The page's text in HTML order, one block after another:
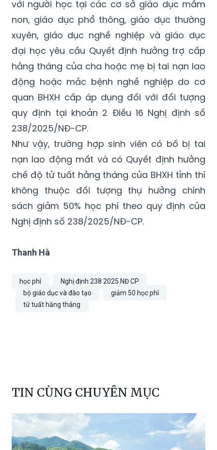
trình tự thực hiện miễn giảm học phí, hỗ trợ
chi phí học tập, hỗ trợ tiền đóng học phí đối
với người học tại các cơ sở giáo dục mầm
non, giáo dục phổ thông, giáo dục thường
xuyên, giáo dục nghề nghiệp và giáo dục
đại học yêu cầu Quyết định hưởng trợ cấp
hằng tháng của cha hoặc mẹ bị tai nạn lao
động hoặc mắc bệnh nghề nghiệp do cơ
quan BHXH cấp áp dụng đối với đối tượng
quy định tại khoản 2 Điều 16 Nghị định số
238/2025/NĐ-CP.
Như vậy, trường hợp sinh viên có bố bị tai
nạn lao động mất và có Quyết định hưởng
chế độ tử tuất hằng tháng của BHXH tỉnh thì
không thuộc đối tượng thụ hưởng chính
Nghị định số 238/2025/NĐ-CP.
Thanh Hà
TIN CÙNG CHUYÊN MỤC